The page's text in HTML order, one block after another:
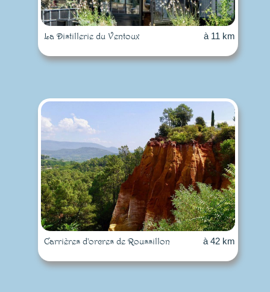
La Distillerie du Ventoux à 11 km
Carrières d'orcres de Roussillon à 42 km